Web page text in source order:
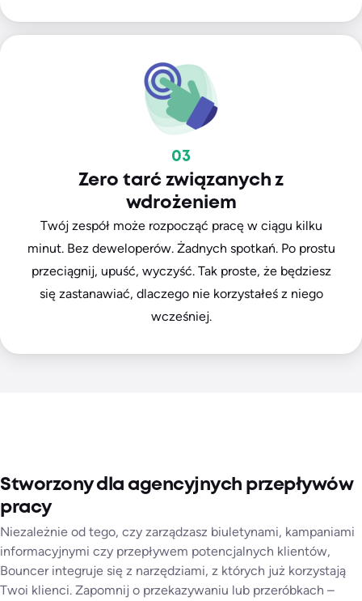
03
Zero tarć związanych z
wdrożeniem
Twój zespół może rozpocząć pracę w ciągu kilku
minut. Bez deweloperów. Żadnych spotkań. Po prostu
przeciągnij, upuść, wyczyść. Tak proste, że będziesz
się zastanawiać, dlaczego nie korzystałeś z niego
wcześniej.
Stworzony dla agencyjnych przepływów
pracy
Niezależnie od tego, czy zarządzasz biuletynami, kampaniami
informacyjnymi czy przepływem potencjalnych klientów,
Bouncer integruje się z narzędziami, z których już korzystają
Twoi klienci. Zapomnij o przekazywaniu lub przeróbkach –